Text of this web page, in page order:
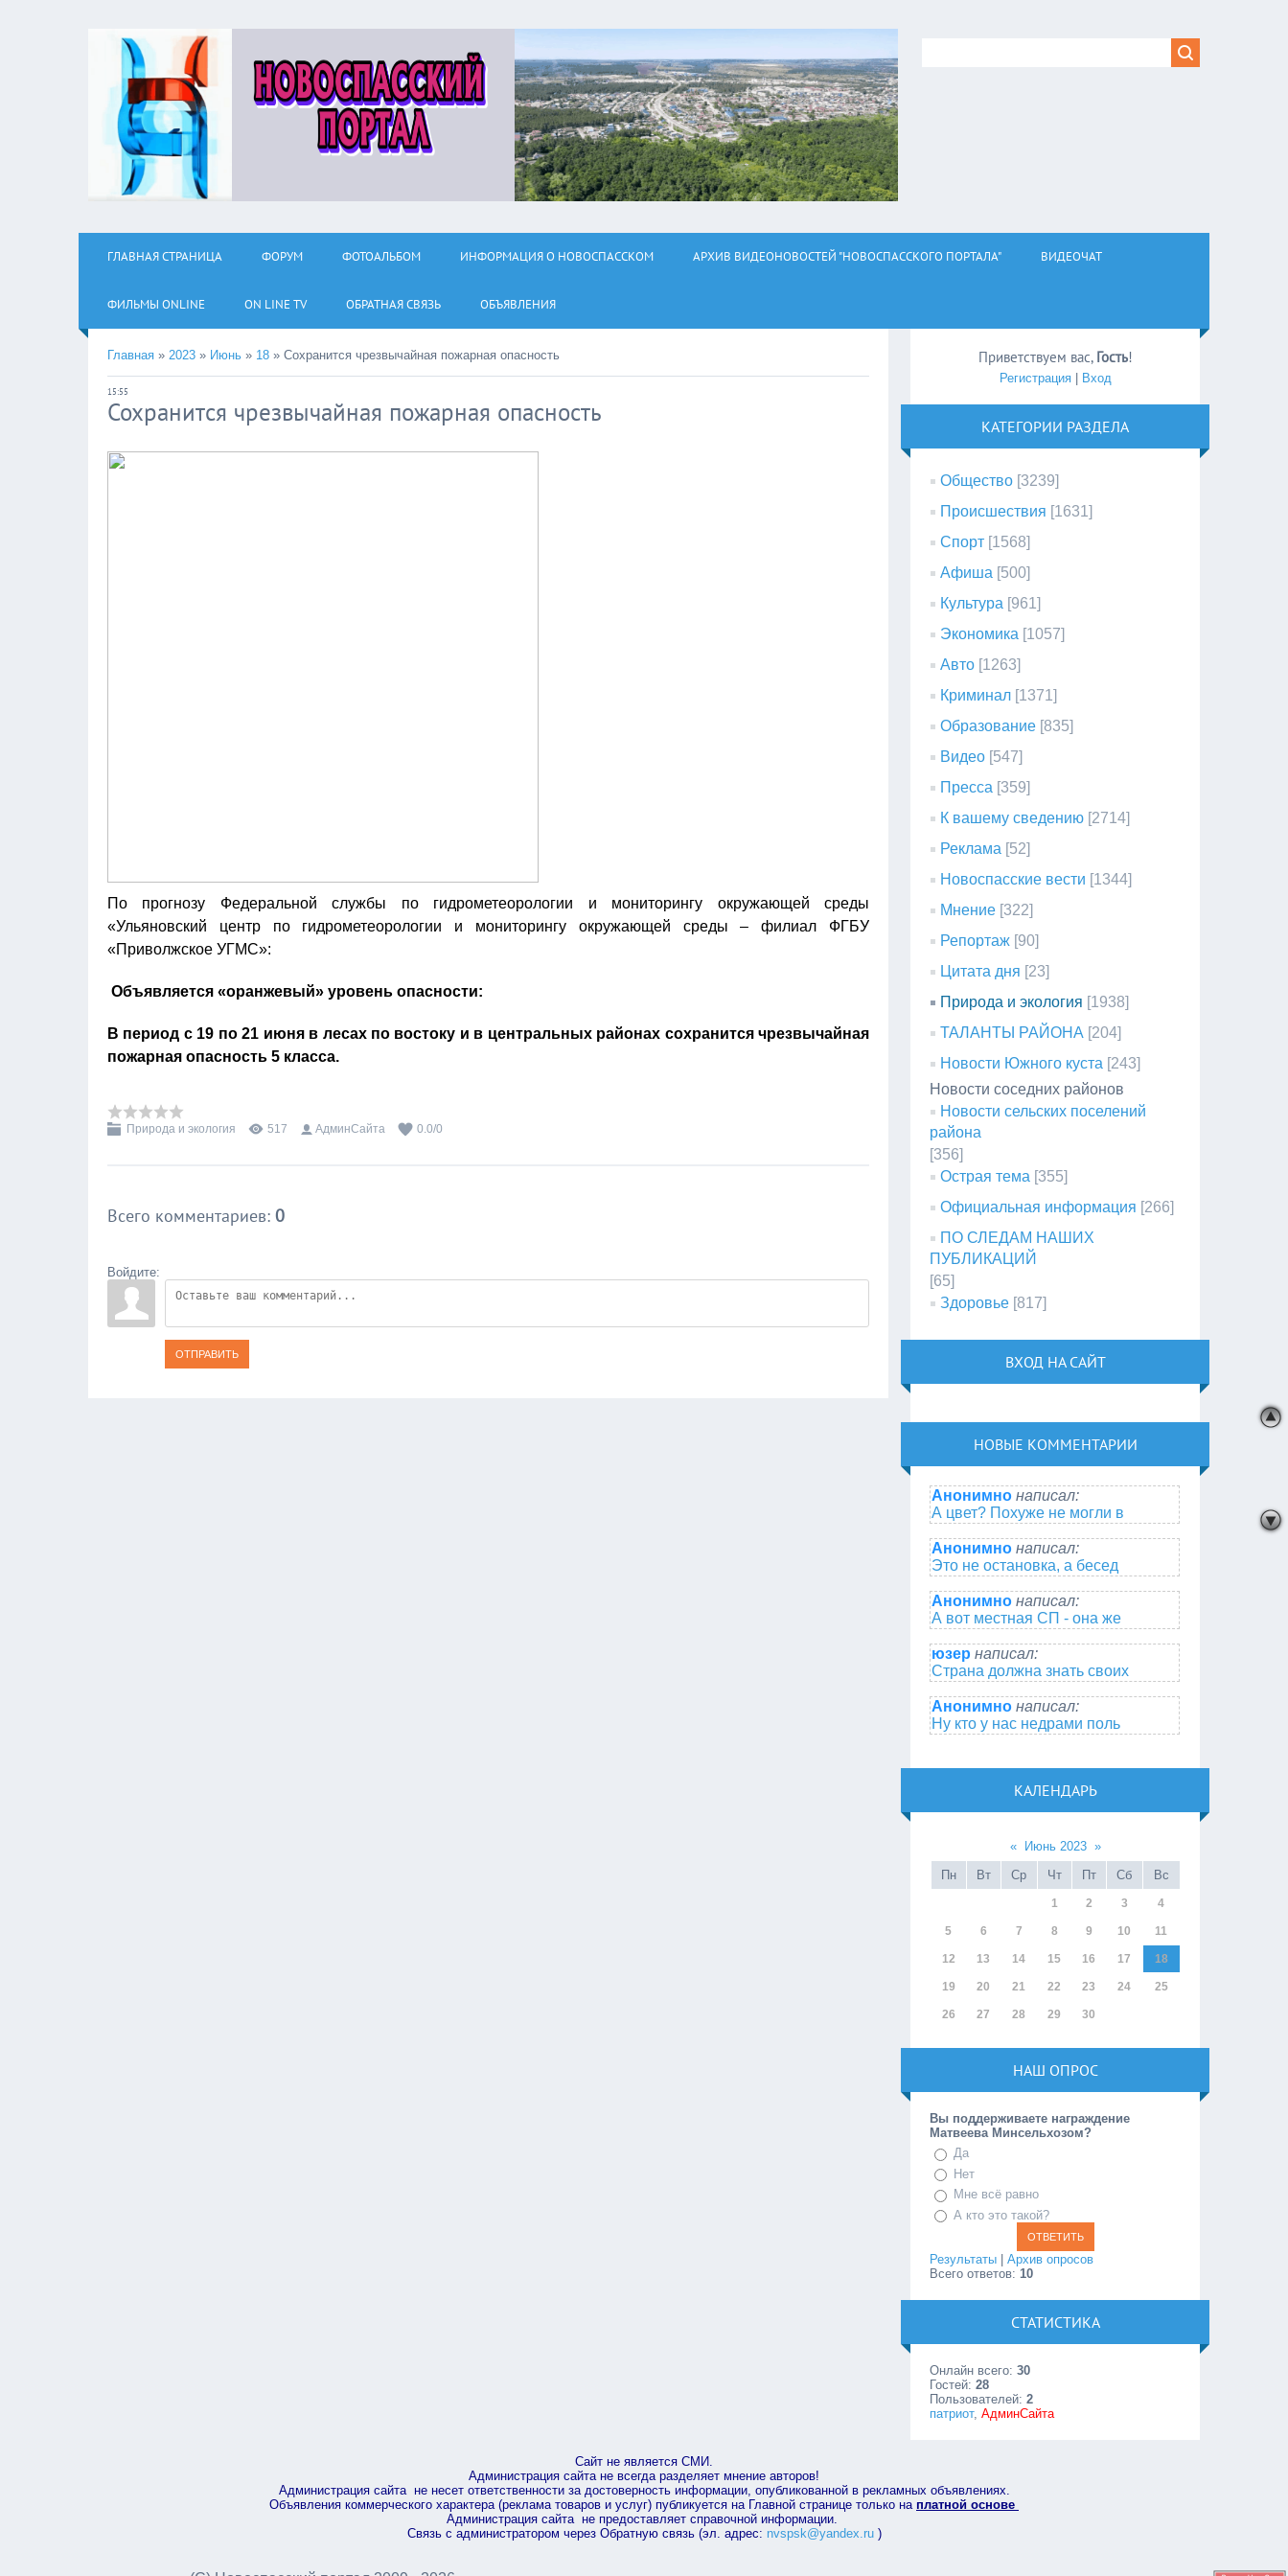
ГЛАВНАЯ СТРАНИЦА ФОРУМ ФОТОАЛЬБОМ ИНФОРМАЦИЯ О НОВОСПАССКОМ АРХИВ ВИДЕОНОВОСТЕЙ "НОВОСПАССКОГО ПОРТАЛА" ВИДЕОЧАТ
ФИЛЬМЫ ОNLINE ON LINE TV ОБРАТНАЯ СВЯЗЬ ОБЪЯВЛЕНИЯ
Главная » 2023 » Июнь » 18 » Сохранится чрезвычайная пожарная опасность
15:55
Сохранится чрезвычайная пожарная опасность
По прогнозу Федеральной службы по гидрометеорологии и мониторингу окружающей среды
«Ульяновский центр по гидрометеорологии и мониторингу окружающей среды – филиал ФГБУ
«Приволжское УГМС»:
Объявляется «оранжевый» уровень опасности:
В период с 19 по 21 июня в лесах по востоку и в центральных районах сохранится чрезвычайная
пожарная опасность 5 класса.
Природа и экология 517 АдминСайта 0.0/0
Всего комментариев: 0
Войдите:
ОТПРАВИТЬ
Приветствуем вас, Гость!
Регистрация| Вход
КАТЕГОРИИ РАЗДЕЛА
Общество [3239]
Происшествия [1631]
Спорт [1568]
Афиша [500]
Культура [961]
Экономика [1057]
Авто [1263]
Криминал [1371]
Образование [835]
Видео [547]
Пресса [359]
К вашему сведению [2714]
Реклама [52]
Новоспасские вести [1344]
Мнение [322]
Репортаж [90]
Цитата дня [23]
Природа и экология [1938]
ТАЛАНТЫ РАЙОНА [204]
Новости Южного куста [243]
Новости соседних районов
Новости сельских поселений
района
[356]
Острая тема [355]
Официальная информация [266]
ПО СЛЕДАМ НАШИХ
ПУБЛИКАЦИЙ
[65]
Здоровье [817]
ВХОД НА САЙТ
НОВЫЕ КОММЕНТАРИИ
Анонимно написал:
А цвет? Похуже не могли в
Анонимно написал:
Это не остановка, а бесед
Анонимно написал:
А вот местная СП - она же
юзер написал:
Страна должна знать своих
Анонимно написал:
Ну кто у нас недрами поль
КАЛЕНДАРЬ
« Июнь 2023 »
Пн
Вт Ср Чт Пт Сб Вс
1 2 3 4
5 6 7 8 9 10 11
12 13 14 15 16 17 18
19 20 21 22 23 24 25
26 27 28 29 30
НАШ ОПРОС
Вы поддерживаете награждение
Матвеева Минсельхозом?
Да
Нет
Мне всё равно
А кто это такой?
Результаты |Архив опросов
Всего ответов:10
СТАТИСТИКА
Онлайн всего:30
Гостей:28
Пользователей:2
патриот,АдминСайта
Сайт не является СМИ.
Администрация сайта не всегда разделяет мнение авторов!
Администрация сайта не несет ответственности за достоверность информации, опубликованной в рекламных объявлениях.
Объявления коммерческого характера (реклама товаров и услуг) публикуется на Главной странице только на платной основе
Администрация сайта не предоставляет справочной информации.
Связь с администратором через Обратную связь (эл. адрес: nvspsk@yandex.ru)